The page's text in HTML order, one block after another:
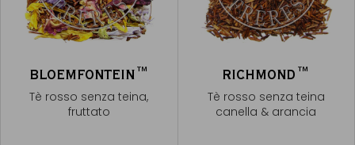
BLOEMFONTEIN™
Tè rosso senza teina,
fruttato
RICHMOND™
Tè rosso senza teina
canella & arancia